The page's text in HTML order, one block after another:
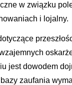
w związku
i lojalny.
jest dowodem
zaufania